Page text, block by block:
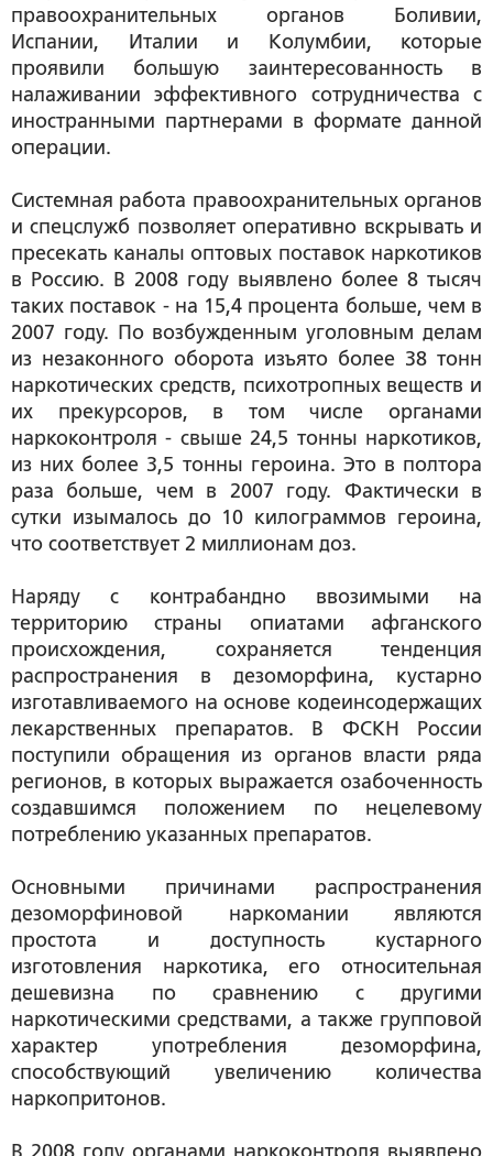
правоохранительных органов Боливии,
Испании, Италии и Колумбии, которые
проявили большую заинтересованность в
налаживании эффективного сотрудничества с
иностранными партнерами в формате данной
операции.
Системная работа правоохранительных органов
и спецслужб позволяет оперативно вскрывать и
пресекать каналы оптовых поставок наркотиков
в Россию. В 2008 году выявлено более 8 тысяч
таких поставок - на 15,4 процента больше, чем в
2007 году. По возбужденным уголовным делам
из незаконного оборота изъято более 38 тонн
наркотических средств, психотропных веществ и
их прекурсоров, в том числе органами
наркоконтроля - свыше 24,5 тонны наркотиков,
из них более 3,5 тонны героина. Это в полтора
раза больше, чем в 2007 году. Фактически в
сутки изымалось до 10 килограммов героина,
что соответствует 2 миллионам доз.
Наряду с контрабандно ввозимыми на
территорию страны опиатами афганского
происхождения, сохраняется тенденция
распространения в дезоморфина, кустарно
изготавливаемого на основе кодеинсодержащих
лекарственных препаратов. В ФСКН России
поступили обращения из органов власти ряда
регионов, в которых выражается озабоченность
создавшимся положением по нецелевому
потреблению указанных препаратов.
Основными причинами распространения
дезоморфиновой наркомании являются
простота и доступность кустарного
изготовления наркотика, его относительная
дешевизна по сравнению с другими
наркотическими средствами, а также групповой
характер употребления дезоморфина,
способствующий увеличению количества
наркопритонов.
В 2008 году органами наркоконтроля выявлено